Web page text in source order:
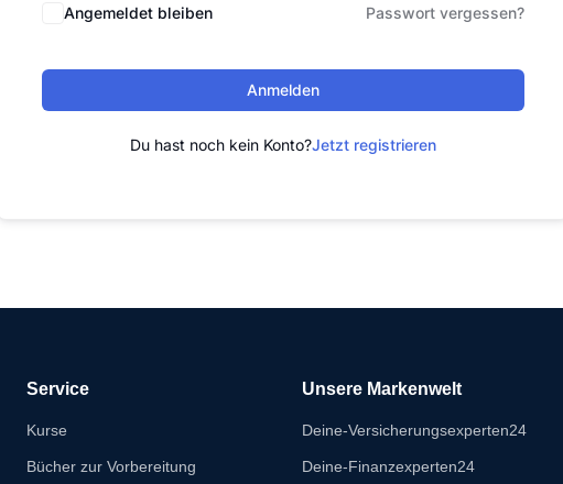
Angemeldet bleiben Passwort vergessen?
Anmelden
Du hast noch kein Konto?Jetzt registrieren
Service
Kurse
Bücher zur Vorbereitung
Unsere Markenwelt
Deine-Versicherungsexperten24
Deine-Finanzexperten24